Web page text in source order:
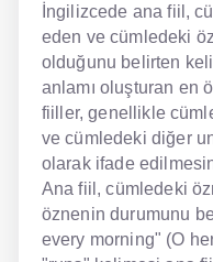
En Uygun İngilizce
Hipnozla İngilizce
Hızlı İngilizce
İngilizce Kursu
İngilizce Kursu
NLP İngilizce
İngilizcede ana fiil,
eden ve cümledeki
olduğunu belirten
anlamı oluşturan en
fiiller, genellikle
ve cümledeki diğer
olarak ifade
Ana fiil, cümledeki
öznenin durumunu
every morning" (O